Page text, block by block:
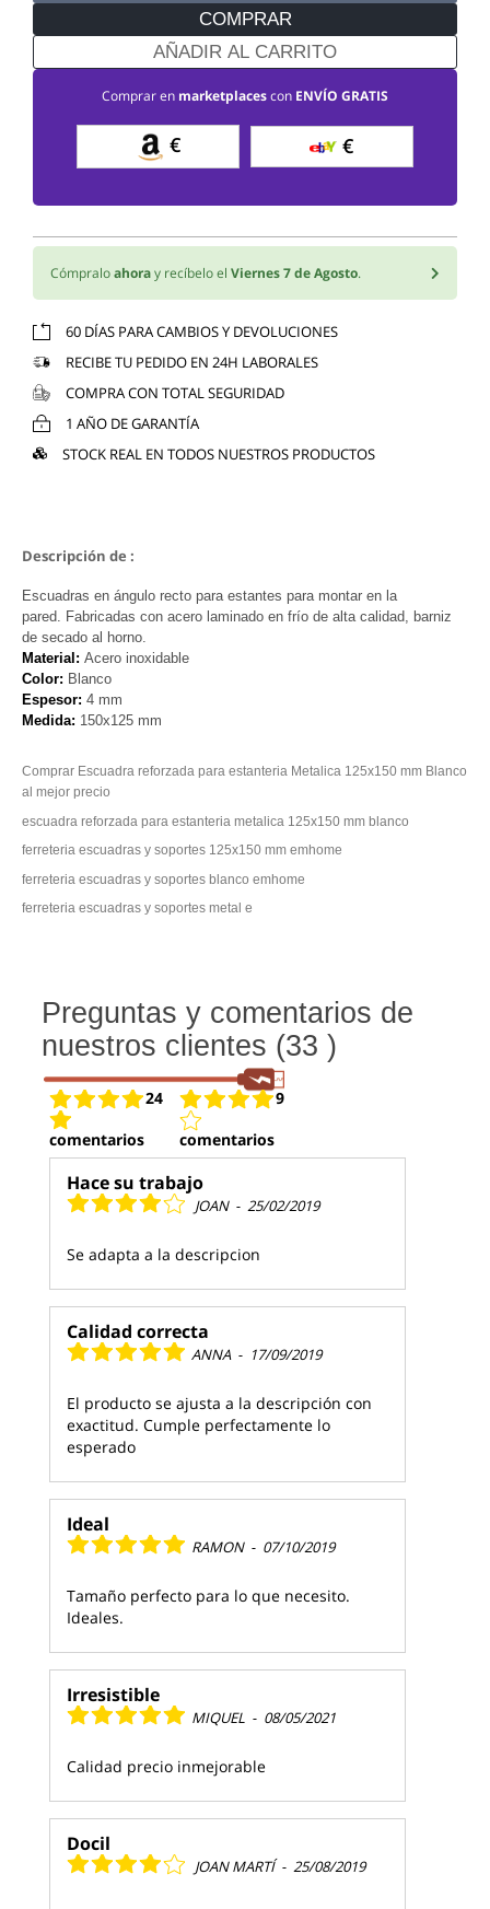
COMPRAR
AÑADIR AL CARRITO
Comprar en marketplacescon ENVÍO GRATIS
€ €
Cómpraloahoray recíbelo el Viernes 7 de Agosto.
60 DÍAS PARA CAMBIOS Y DEVOLUCIONES
RECIBE TU PEDIDO EN 24H LABORALES
COMPRA CON TOTAL SEGURIDAD
1 AÑO DE GARANTÍA
STOCK REAL EN TODOS NUESTROS PRODUCTOS
Descripción de :
Escuadras en ángulo recto para estantes para montar en la
pared. Fabricadas con acero laminado en frío de alta calidad, barniz
de secado al horno.
Material: Acero inoxidable
Color: Blanco
Espesor: 4 mm
Medida: 150x125 mm
Comprar Escuadra reforzada para estanteria Metalica 125x150 mm Blanco
al mejor precio
escuadra reforzada para estanteria metalica 125x150 mm blanco
ferreteria escuadras y soportes 125x150 mm emhome
ferreteria escuadras y soportes blanco emhome
ferreteria escuadras y soportes metal e
Preguntas y comentarios de
nuestros clientes (33 )
24
comentarios
9
comentarios
Hace su trabajo
JOAN - 25/02/2019
Se adapta a la descripcion
Calidad correcta
ANNA - 17/09/2019
El producto se ajusta a la descripción con
exactitud. Cumple perfectamente lo
esperado
Ideal
RAMON - 07/10/2019
Tamaño perfecto para lo que necesito.
Ideales.
Irresistible
MIQUEL - 08/05/2021
Calidad precio inmejorable
Docil
JOAN MARTÍ - 25/08/2019